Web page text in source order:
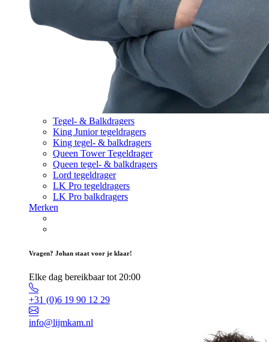
Tegel- & Balkdragers
King Junior tegeldragers
King tegel- & balkdragers
Queen Tower Tegeldrager
Queen tegel- & balkdragers
Lord tegeldrager
LK Pro tegeldragers
LK Pro balkdragers
Merken
Vragen? Johan staat voor je klaar!
Elke dag bereikbaar tot 20:00
+31 (0)6 19 90 12 29
info@lijmkam.nl